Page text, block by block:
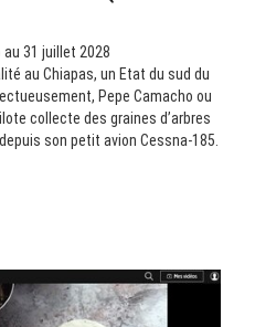
au 31 juillet 2028
au Chiapas, un Etat du sud du
Pepe Camacho ou
collecte des graines d’arbres
son petit avion Cessna-185.